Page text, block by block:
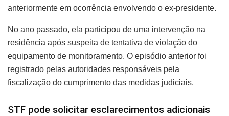
anteriormente em ocorrência envolvendo o ex-presidente.
No ano passado, ela participou de uma intervenção na
residência após suspeita de tentativa de violação do
equipamento de monitoramento. O episódio anterior foi
registrado pelas autoridades responsáveis pela
fiscalização do cumprimento das medidas judiciais.
STF pode solicitar esclarecimentos adicionais